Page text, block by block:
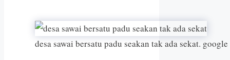
desa sawai bersatu padu seakan tak ada sekat.